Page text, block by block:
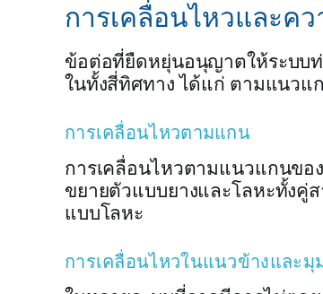
การเคลื่อนไหวและค
ข้อต่อที่ยืดหยุ่นอนุญาตให้ระบบ
ในทั้งสี่ทิศทาง ได้แก่ ตามแนวแ
การเคลื่อนไหวตามแกน
การเคลื่อนไหวตามแนวแกนข
ขยายตัวแบบยางและโลหะทั้งคู่
แบบโลหะ
การเคลื่อนไหวในแนวข้างและมุ